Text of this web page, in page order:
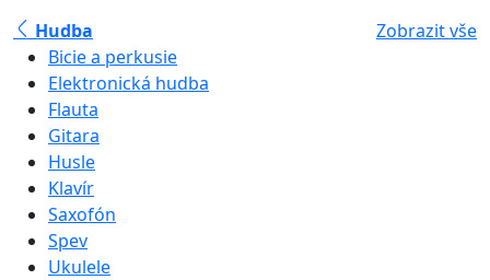
Hudba
Zobrazit vše
Bicie a perkusie
Elektronická hudba
Flauta
Gitara
Husle
Klavír
Saxofón
Spev
Ukulele